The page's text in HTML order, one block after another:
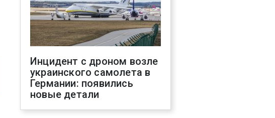
Инцидент с дроном возле
украинского самолета в
Германии: появились
новые детали